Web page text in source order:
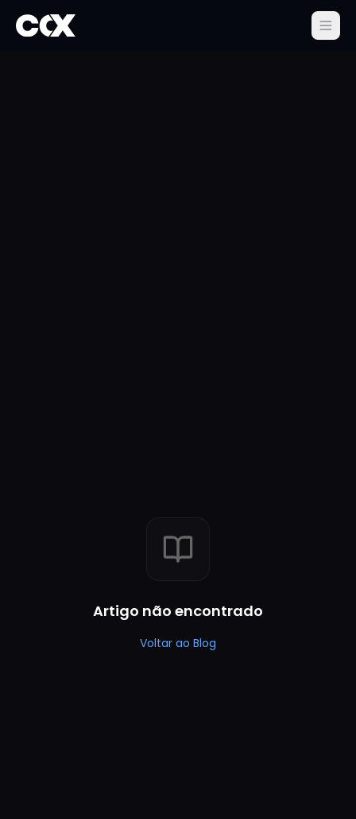
Artigo não encontrado
Voltar ao Blog